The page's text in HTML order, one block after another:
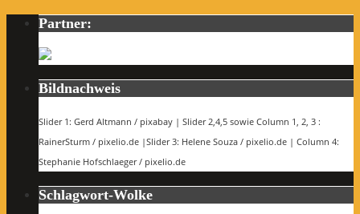
Partner:
Bildnachweis
Slider 1: Gerd Altmann / pixabay | Slider 2,4,5 sowie Column 1, 2, 3 :
RainerSturm / pixelio.de |Slider 3: Helene Souza / pixelio.de | Column 4:
Stephanie Hofschlaeger / pixelio.de
Schlagwort-Wolke